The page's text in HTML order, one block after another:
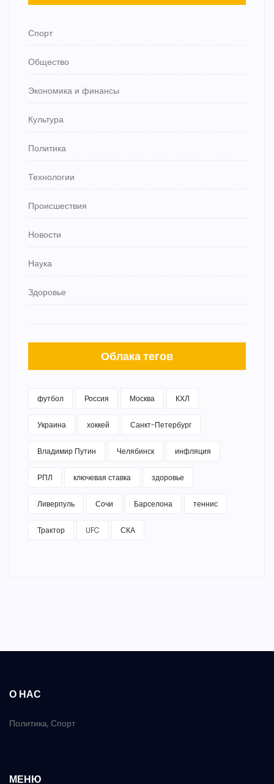
Спорт
Общество
Экономика и финансы
Культура
Политика
Технологии
Происшествия
Новости
Наука
Здоровье
Облака тегов
футбол Россия Москва КХЛ
Украина хоккей Санкт-Петербург
Владимир Путин Челябинск инфляция
РПЛ ключевая ставка здоровье
Ливерпуль Сочи Барселона теннис
Трактор UFC СКА
О НАС
Политика, Спорт
МЕНЮ